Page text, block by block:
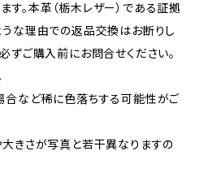
。本革（栃木レザー）である証拠
うな理由での返品交換はお断りし
ずご購入前にお問合せください。
合など稀に色落ちする可能性がご
大きさが写真と若干異なりますの